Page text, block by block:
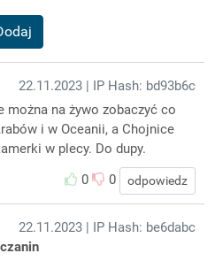
22.11.2023 | IP Hash: bd93b6c
można na żywo zobaczyć co
i w Oceanii, a Chojnice
w plecy. Do dupy.
0
0 odpowiedz
22.11.2023 | IP Hash: be6dabc